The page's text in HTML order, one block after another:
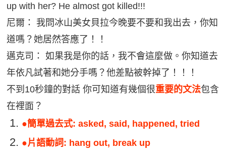
up with her? He almost got killed!!!
尼爾： 我問冰山美女貝拉今晚要不要和我出去，你知
道嗎？她居然答應了！！
邁克司： 如果我是你的話，我不會這麼做。你知道去
年依凡試著和她分手嗎？他差點被幹掉了！！！
不到10秒鐘的對話 你可知道有幾個很重要的文法包含
在裡面？
●簡單過去式: asked, said, happened, tried
●片語動詞: hang out, break up